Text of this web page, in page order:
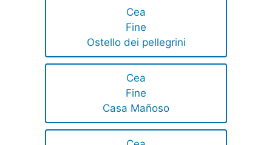
Cea
Fine
Ostello dei pellegrini
Cea
Fine
Casa Mañoso